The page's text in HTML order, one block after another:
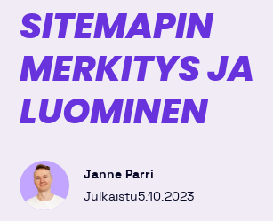
SITEMAPIN
MERKITYS JA
LUOMINEN
Janne Parri
Julkaistu5.10.2023